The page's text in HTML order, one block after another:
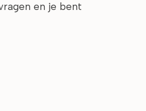
en je bent